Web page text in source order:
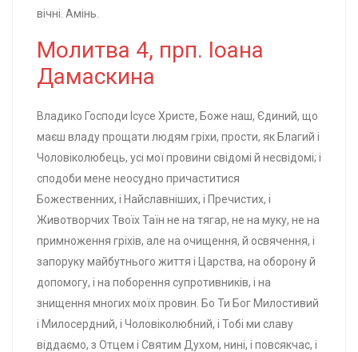
вічні. Амінь.
Молитва 4, прп. Іоана
Дамаскина
Владико Господи Ісусе Христе, Боже наш, Єдиний, що
маєш владу прощати людям гріхи, прости, як Благий і
Чоловіколюбець, усі мої провини свідомі й несвідомі; і
сподоби мене неосудно причаститися
Божественних, і Найславніших, і Пречистих, і
Животворчих Твоїх Таїн не на тягар, не на муку, не на
примноження гріхів, але на очищення, й освячення, і
запоруку майбутнього життя і Царства, на оборону й
допомогу, і на поборення супротивників, і на
знищення многих моїх провин. Бо Ти Бог Милостивий
і Милосердний, і Чоловіколюбний, і Тобі ми славу
віддаємо, з Отцем і Святим Духом, нині, і повсякчас, і